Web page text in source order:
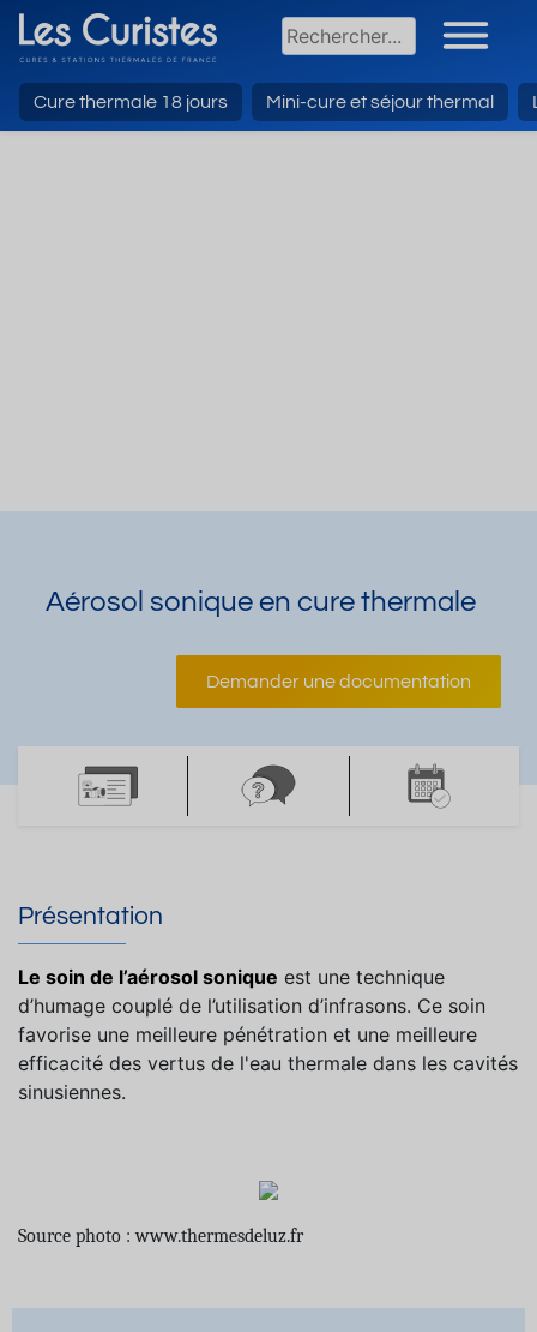
Cure thermale 18 jours Mini-cure et séjour thermal
Aérosol sonique en cure thermale
Demander une documentation
Présentation
Le soin de l’aérosol sonique est une technique
d’humage couplé de l’utilisation d’infrasons. Ce soin
favorise une meilleure pénétration et une meilleure
efficacité des vertus de l'eau thermale dans les cavités
sinusiennes.
Source photo : www.thermesdeluz.fr